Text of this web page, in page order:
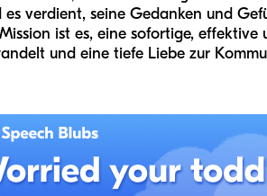
verdient, seine Gedanken und
ist es, eine sofortige,
und eine tiefe Liebe zur